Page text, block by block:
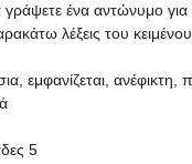
ένα αντώνυμο για
λέξεις του
εμφανίζεται, ανέφικτη,
5